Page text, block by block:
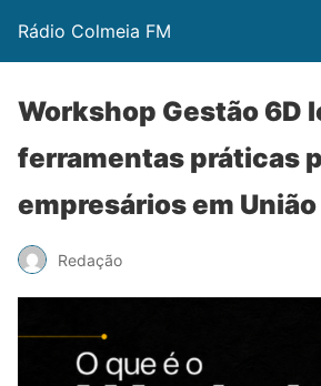
Rádio Colmeia FM
Workshop Gestão 6D
ferramentas práticas
empresários em
Redação